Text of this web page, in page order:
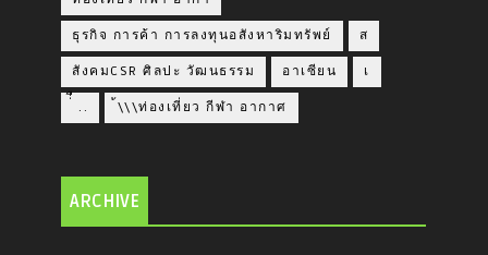
ธุรกิจ การค้า การลงทุนอสังหาริมทรัพย์ ส
สังคมCSR ศิลปะ วัฒนธรรม อาเซียน เ
่่ื​ .. ้\\\ท่องเที่ยว กีฬา อากาศ
ARCHIVE